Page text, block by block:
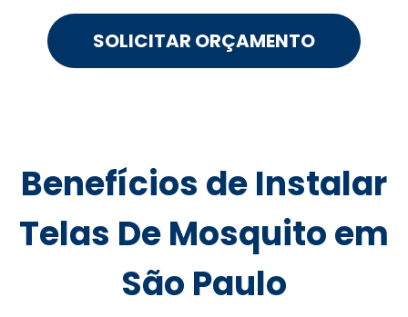
SOLICITAR ORÇAMENTO
Benefícios de Instalar
Telas De Mosquito em
São Paulo